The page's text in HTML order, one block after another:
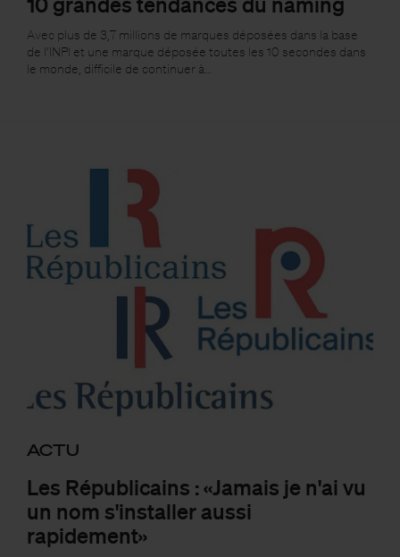
Avec plus de 3,7 millions de marques déposées dans la base
de l’INPI et une marque déposée toutes les 10 secondes dans
le monde, difficile de continuer à…
ACTU
Les Républicains : «Jamais je n'ai vu
un nom s'installer aussi
rapidement»